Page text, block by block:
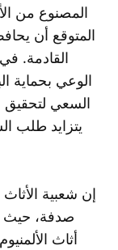
المصنوع من
المتوقع أن
القادمة. في
الوعي بحماية
السعي لتحقيق
يتزايد طلب
إن شعبية
صدفة، حيث
أثاث